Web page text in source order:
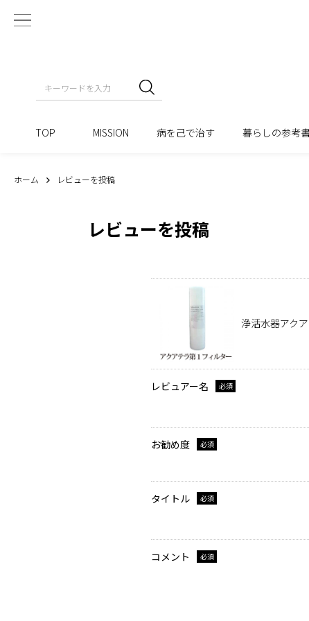
TOP MISSION 病を己で治す 暮らしの参考
ホーム レビューを投稿
レビューを投稿
浄活水器アク
レビュアー名 必須
お勧め度 必須
タイトル 必須
コメント 必須